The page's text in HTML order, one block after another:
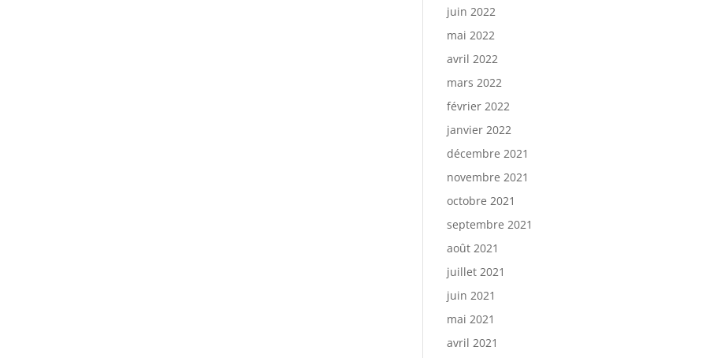
juin 2022
mai 2022
avril 2022
mars 2022
février 2022
janvier 2022
décembre 2021
novembre 2021
octobre 2021
septembre 2021
août 2021
juillet 2021
juin 2021
mai 2021
avril 2021